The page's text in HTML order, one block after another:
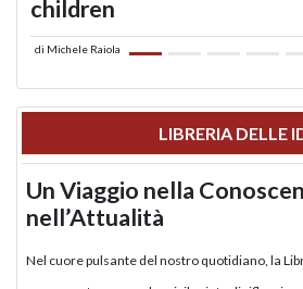
children
di Michele Raiola
LIBRERIA DELLE
Un Viaggio nella
nell’Attualità
Nel cuore pulsante del nostro quotidiano, la